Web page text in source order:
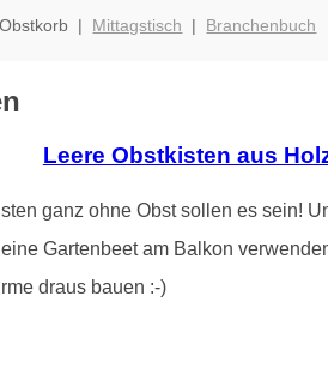
Obstkorb | Mittagstisch | Branchenbuch
Leere Obstkisten aus
ganz ohne Obst sollen es sein!
Gartenbeet am Balkon
draus bauen :-)